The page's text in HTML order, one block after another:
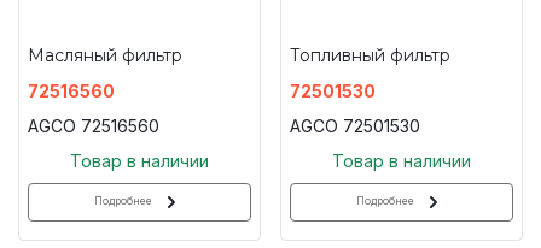
Масляный фильтр
72516560
AGCO 72516560
Товар в наличии
Подробнее
Топливный фильтр
72501530
AGCO 72501530
Товар в наличии
Подробнее